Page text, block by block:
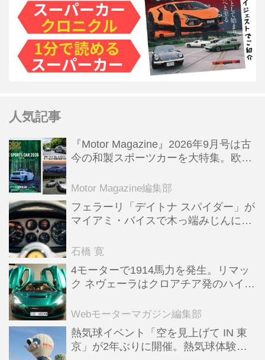
人気記事
『Motor Magazine』2026年9月号は古
今の和製スポーツカーを大特集。欧州
Motor Magazine編集部
フェラーリ「デイトナ スパイダー」が
マイアミ・バイスで木っ端みじんにな
石橋 寛
4モーターで1914馬力を発生。リマッ
ク ネヴェーラはクロアチア発のハイパ
全版／115】
Webモーターマガジン編集部
熱気球イベント「空を見上げて IN 東
京」が2年ぶりに開催。熱気球体験搭